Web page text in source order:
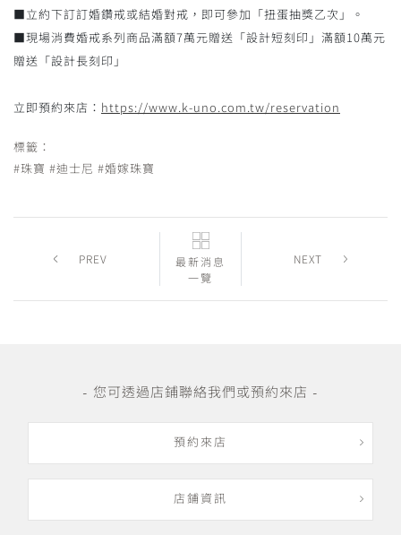
■立約下訂訂婚鑽戒或結婚對戒，即可參加「扭蛋抽獎乙次」。
■現場消費婚戒系列商品滿額7萬元贈送「設計短刻印」滿額10萬元
贈送「設計長刻印」
立即預約來店： https://www.k-uno.com.tw/reservation
標籤：
#珠寶 #迪士尼 #婚嫁珠寶
PREV
最新消息
一覽
NEXT
- 您可透過店鋪聯絡我們或預約來店 -
預約來店
店鋪資訊